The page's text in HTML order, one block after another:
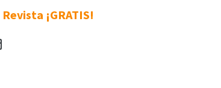
Revista ¡GRATIS!